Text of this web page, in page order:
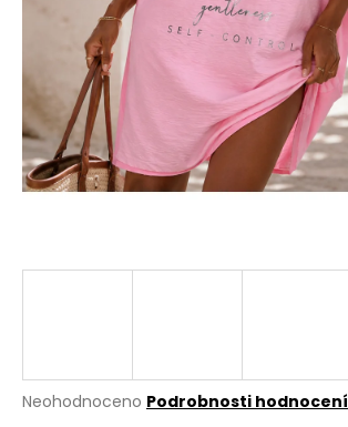
Průměrné
Neohodnoceno Podrobnosti hodnocení
í
t
?
o
p